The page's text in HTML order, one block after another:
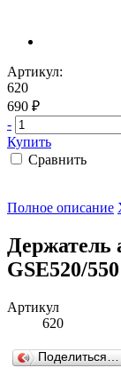
Артикул:
620
690 ₽
-
Купить
Сравнить
Полное описание
Держатель
GSE520/
Артикул
620
Поделиться…